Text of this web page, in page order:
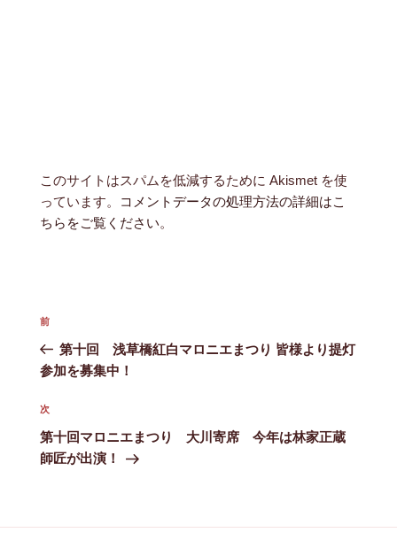
このサイトはスパムを低減するために Akismet を使
っています。
コメントデータの処理方法の詳細はこ
ちらをご覧ください。
稿
ナ
ビ
ー
シ
ョ
前
の
投
前
第十回 浅草橋紅白マロニエまつり 皆様より提灯
参加を募集中！
次
の
投
次
第十回マロニエまつり 大川寄席 今年は林家正蔵
師匠が出演！